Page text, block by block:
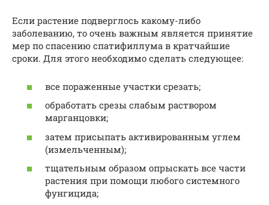
Если растение подверглось какому-либо
заболеванию, то очень важным является принятие
мер по спасению спатифиллума в кратчайшие
сроки. Для этого необходимо сделать следующее:
все пораженные участки срезать;
обработать срезы слабым раствором
марганцовки;
затем присыпать активированным углем
(измельченным);
тщательным образом опрыскать все части
растения при помощи любого системного
фунгицида;